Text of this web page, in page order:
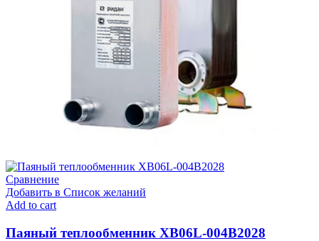
Сравнение
Добавить в Список желаний
Add to cart
Паяный теплообменник XB06L-004В2028